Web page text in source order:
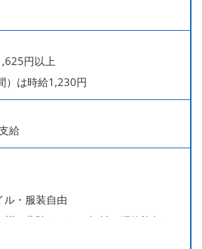
円以上
）は時給1,230円
給
ル・服装自由
州、北陸などへの無料の研修旅行あり